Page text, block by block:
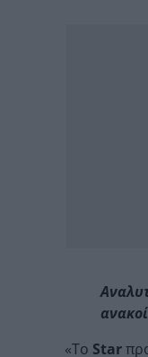
«Το Star